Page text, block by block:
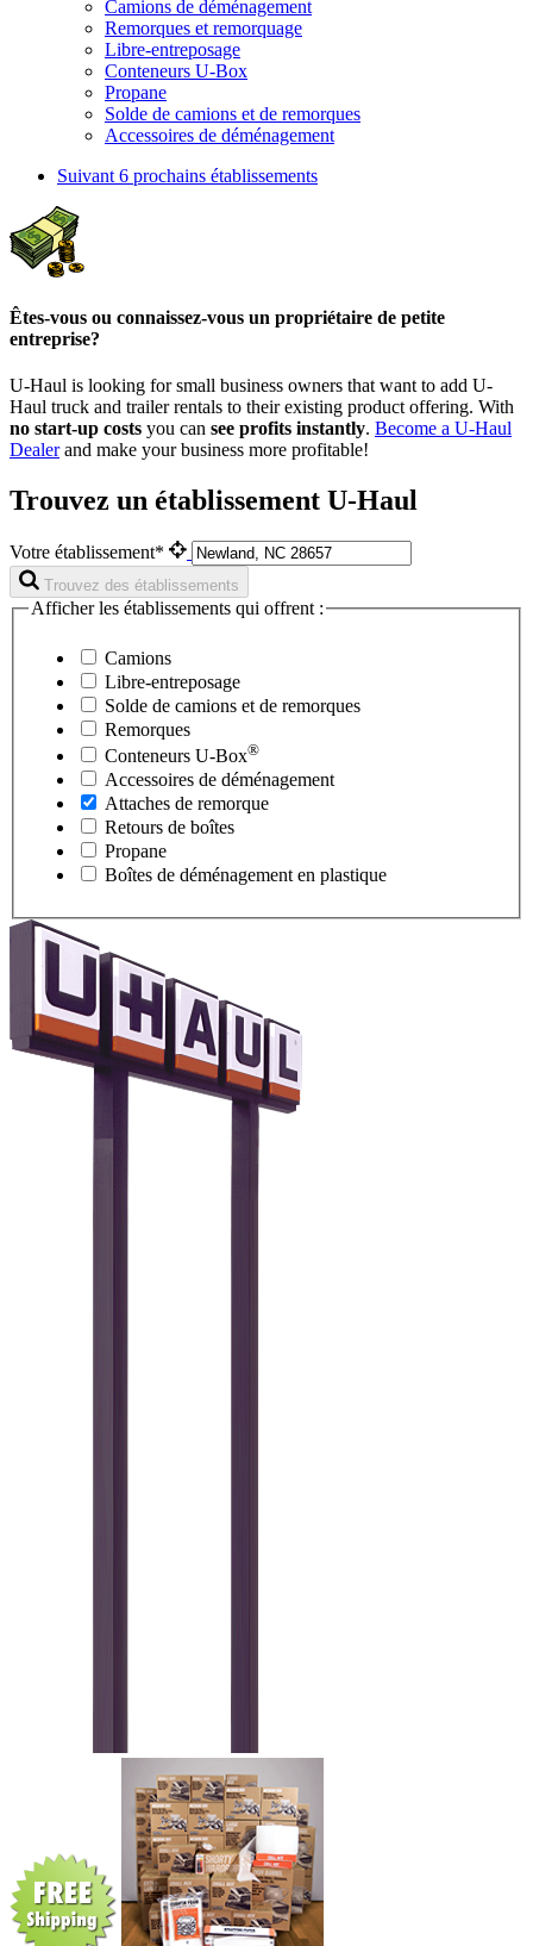
Camions de déménagement
Remorques et remorquage
Libre-entreposage
Conteneurs U-Box
Propane
Solde de camions et de remorques
Accessoires de déménagement
Suivant 6 prochains établissements
Êtes-vous ou connaissez-vous un propriétaire de petite
entreprise?
U-Haul is looking for small business owners that want to add U-
Haul truck and trailer rentals to their existing product offering. With
no start-up costs you can see profits instantly. Become a U-Haul
Dealerand make your business more profitable!
Trouvez un établissement U-Haul
Votre établissement*
Trouvez des établissements
Afficher les établissements qui offrent :
Camions
Libre-entreposage
Solde de camions et de remorques
Remorques
Conteneurs U-Box®
Accessoires de déménagement
Attaches de remorque
Retours de boîtes
Propane
Boîtes de déménagement en plastique